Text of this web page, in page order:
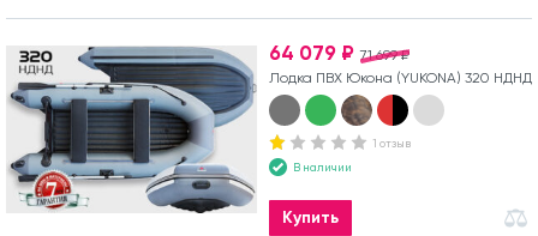
71 699 ₽
64 079 ₽
Лодка ПВХ Юкона (YUKONA) 320 НДНД
1 отзыв
В наличии
Купить